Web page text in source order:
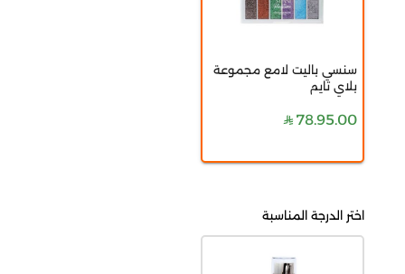
سنسي باليت لامع مجموعة
بلاي تايم
78.95.00
اختر الدرجة المناسبة